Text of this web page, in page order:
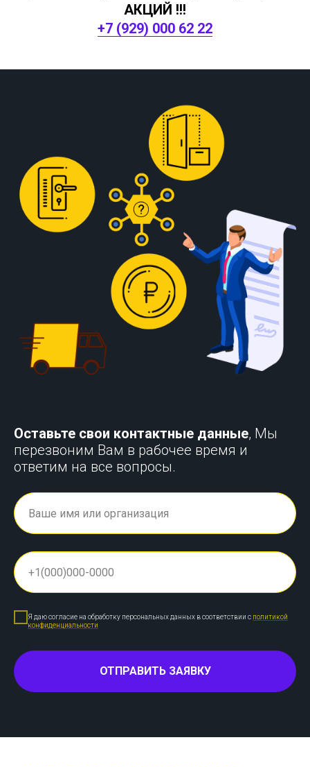
АКЦИЙ !!!
+7 (929) 000 62 22
Оставьте свои контактные данные, Мы
перезвоним Вам в рабочее время и
ответим на все вопросы.
Я даю согласие на обработку персональных данных в соответствии с политикой
конфиденциальности
ОТПРАВИТЬ ЗАЯВКУ